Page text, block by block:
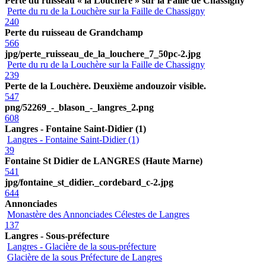
Perte du ru de la Louchère sur la Faille de Chassigny
240
Perte du ruisseau de Grandchamp
566
jpg/perte_ruisseau_de_la_louchere_7_50pc-2.jpg
Perte du ru de la Louchère sur la Faille de Chassigny
239
Perte de la Louchère. Deuxième andouzoir visible.
547
png/52269_-_blason_-_langres_2.png
608
Langres - Fontaine Saint-Didier (1)
Langres - Fontaine Saint-Didier (1)
39
Fontaine St Didier de LANGRES (Haute Marne)
541
jpg/fontaine_st_didier._cordebard_c-2.jpg
644
Annonciades
Monastère des Annonciades Célestes de Langres
137
Langres - Sous-préfecture
Langres - Glacière de la sous-préfecture
Glacière de la sous Préfecture de Langres